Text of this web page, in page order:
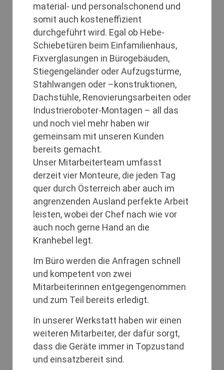
material- und personalschonend und
somit auch kosteneffizient
durchgeführt wird. Egal ob Hebe-
Schiebetüren beim Einfamilienhaus,
Fixverglasungen in Bürogebäuden,
Stiegengeländer oder Aufzugstürme,
Stahlwangen oder –konstruktionen,
Dachstühle, Renovierungsarbeiten oder
Industrieroboter-Montagen – all das
und noch viel mehr haben wir
gemeinsam mit unseren Kunden
bereits gemacht.
Unser Mitarbeiterteam umfasst
derzeit vier Monteure, die jeden Tag
quer durch Österreich aber auch im
angrenzenden Ausland perfekte Arbeit
leisten, wobei der Chef nach wie vor
auch noch gerne Hand an die
Kranhebel legt.
Im Büro werden die Anfragen schnell
und kompetent von zwei
Mitarbeiterinnen entgegengenommen
und zum Teil bereits erledigt.
In unserer Werkstatt haben wir einen
weiteren Mitarbeiter, der dafür sorgt,
dass die Geräte immer in Topzustand
und einsatzbereit sind.